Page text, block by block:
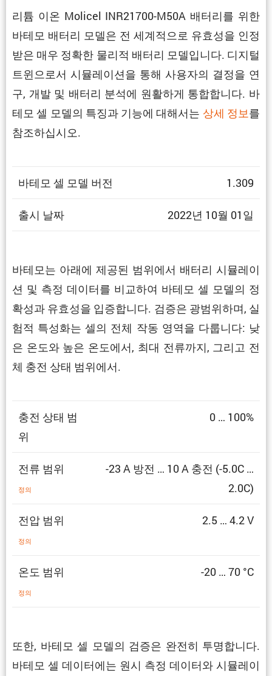
리튬 이온 Molicel INR21700-M50A 배터리를 위한
바테모 배터리 모델은 전 세계적으로 유효성을 인정
받은 매우 정확한 물리적 배터리 모델입니다. 디지털
트윈으로서 시뮬레이션을 통해 사용자의 결정을 연
구, 개발 및 배터리 분석에 원활하게 통합합니다. 바
테모 셀 모델의 특징과 기능에 대해서는 상세 정보를
참조하십시오.
바테모 셀 모델 버전 1.309
출시 날짜 2022년 10월 01일
바테모는 아래에 제공된 범위에서 배터리 시뮬레이
션 및 측정 데이터를 비교하여 바테모 셀 모델의 정
확성과 유효성을 입증합니다. 검증은 광범위하며, 실
험적 특성화는 셀의 전체 작동 영역을 다룹니다: 낮
은 온도와 높은 온도에서, 최대 전류까지, 그리고 전
체 충전 상태 범위에서.
충전 상태 범
위
0 … 100%
전류 범위
정의
-23 A 방전 … 10 A 충전 (-5.0C …
2.0C)
전압 범위
정의
2.5 … 4.2 V
온도 범위
정의
-20 … 70 °C
또한, 바테모 셀 모델의 검증은 완전히 투명합니다.
바테모 셀 데이터에는 원시 측정 데이터와 시뮬레이